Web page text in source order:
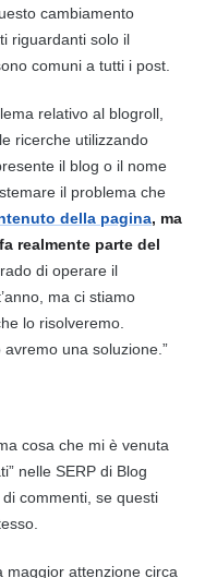
cambiamento
riguardanti solo il
comuni a tutti i post.
relativo al blogroll,
ricerche utilizzando
il blog o il nome
il problema che
della pagina, ma
realmente parte del
di operare il
ma ci stiamo
lo risolveremo.
una soluzione.”
cosa che mi è venuta
nelle SERP di Blog
commenti, se questi
maggior attenzione circa